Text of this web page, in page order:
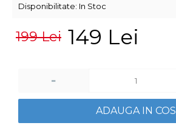
Disponibilitate: In Stoc
199 Lei 149 Lei
-
ADAUGA IN COS